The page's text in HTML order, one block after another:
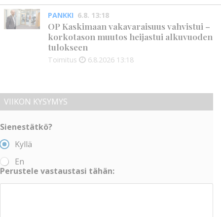
PANKKI 6.8. 13:18
OP Kaskimaan vakavaraisuus vahvistui –
korkotason muutos heijastui alkuvuoden
tulokseen
Toimitus 6.8.2026 13:18
VIIKON KYSYMYS
Sienestätkö?
Kyllä
En
Perustele vastaustasi tähän: